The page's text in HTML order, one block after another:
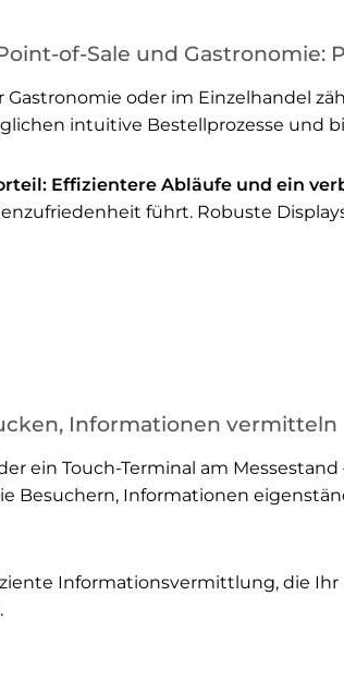
of-Sale und Gastronomie:
Gastronomie oder im Einzelhandel
intuitive Bestellprozesse und
Effizientere Abläufe und ein
führt. Robuste
Informationen vermitteln
ein Touch-Terminal am Messestand
Besuchern, Informationen
Informationsvermittlung, die Ihr